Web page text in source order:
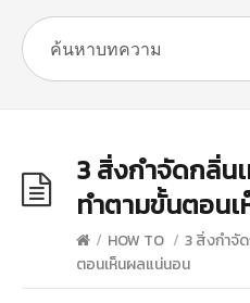
3 สิ่งกำจัดกลิ่น
ทำตามขั้นตอน
/ HOW TO / 3 สิ่งกำจั
ตอนเห็นผลแน่นอน